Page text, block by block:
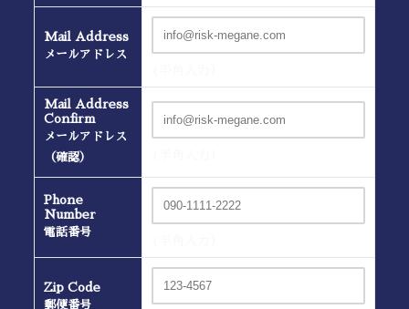
Mail Address
メールアドレス
Mail Address
Confirm
メールアドレス
（確認）
Phone
Number
電話番号
Zip Code
郵便番号